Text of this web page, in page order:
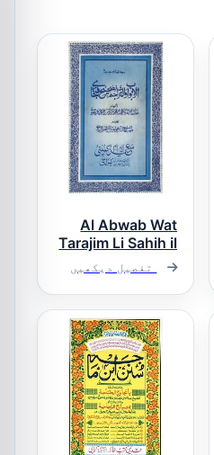
Al Abwab Wat
Tarajim Li Sahih il
Bukhari الابواب
والتراجم لصحیح
البخاری
تفصیل دیکھیں